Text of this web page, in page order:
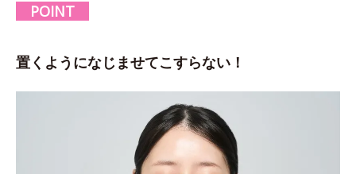
POINT
置くようになじませてこすらない！